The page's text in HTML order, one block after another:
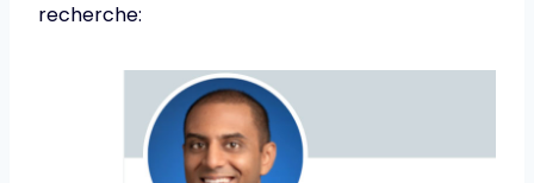
recherche: